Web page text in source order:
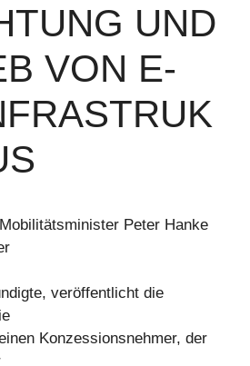
UND
VON E-
Peter Hanke
veröffentlicht die
Konzessionsnehmer, der